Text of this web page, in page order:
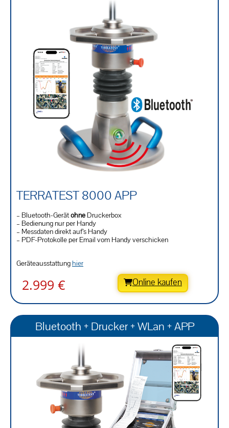
TERRATEST 8000 APP
– Bluetooth-Gerätohne Druckerbox
– Bedienung nur per Handy
– Messdaten direkt auf’s Handy
– PDF-Protokolle per Email vom Handy verschicken
Geräteausstattunghier
2.999 € Online kaufen
Bluetooth + Drucker + WLan + APP